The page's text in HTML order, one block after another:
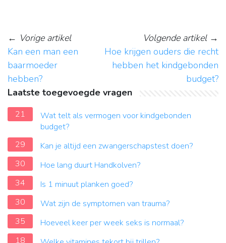
← Vorige artikel
Kan een man een
baarmoeder
hebben?
Volgende artikel→
Hoe krijgen ouders die recht
hebben het kindgebonden
budget?
Laatste toegevoegde vragen
21
Wat telt als vermogen voor kindgebonden
budget?
29
Kan je altijd een zwangerschapstest doen?
30
Hoe lang duurt Handkolven?
34
Is 1 minuut planken goed?
30
Wat zijn de symptomen van trauma?
35
Hoeveel keer per week seks is normaal?
18